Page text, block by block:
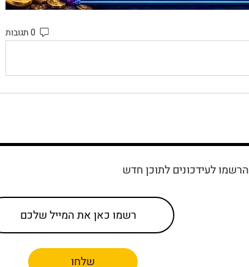
0 תגובות
שלחו
הרשמו לעידכונים לתוכן חדש